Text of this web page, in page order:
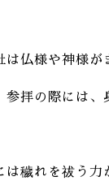
は仏様や神様が
参拝の際には、
は穢れを祓う力